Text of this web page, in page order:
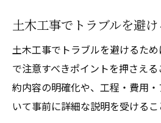
土木工事でトラブルを避
土木工事でトラブルを避けるた
で注意すべきポイントを押さえ
約内容の明確化や、工程・費用
いて事前に詳細な説明を受けるこ